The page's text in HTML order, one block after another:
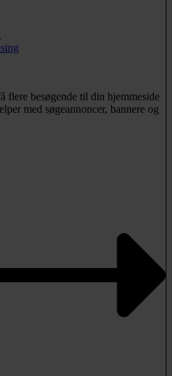
flere besøgende til din hjemmeside
med søgeannoncer, bannere og